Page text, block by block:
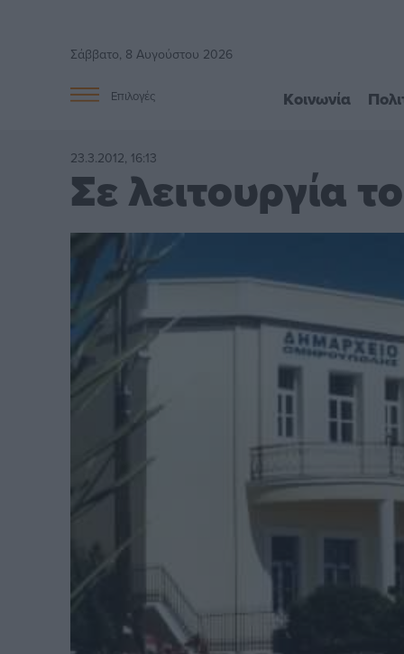
Σάββατο, 8 Αυγούστου 2026
Επιλογές Κοινωνία
23.3.2012, 16:13
Σε λειτουργία